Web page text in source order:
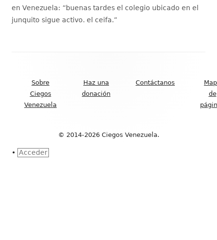
en Venezuela: “buenas tardes el colegio ubicado en el
junquito sigue activo. el ceifa.”
Footer
Sobre
Ciegos
Venezuela
Haz una
donación
Contáctanos
de
© 2014-2026 Ciegos Venezuela.
• Acceder